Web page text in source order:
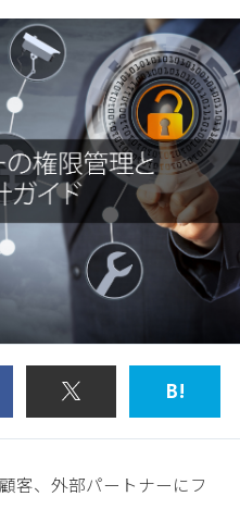
B!
客、外部パートナーにフ